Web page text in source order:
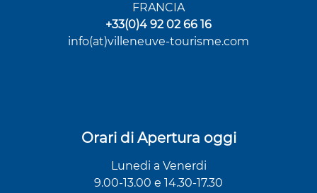
FRANCIA
+33(0)4 92 02 66 16
info(at)villeneuve-tourisme.com
Orari di Apertura oggi
Lunedi a Venerdi
9.00-13.00 e 14.30-17.30